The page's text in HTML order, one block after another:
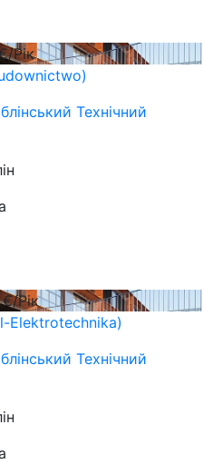
Рік
Технічний
Рік
Elektrotechnika)
Технічний